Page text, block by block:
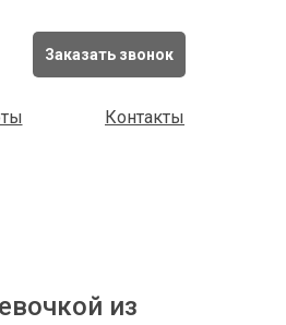
Заказать звонок
Контакты
из